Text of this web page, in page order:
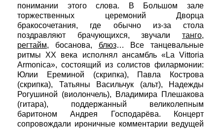
понимании этого слова. В Большом зале
торжественных церемоний Дворца
бракосочетания, где обычно из-за стола
поздравляют брачующихся, звучали танго,
регтайм, босанова, блюз… Все танцевальные
ритмы ХХ века исполнял ансамбль «La Vittoria
Armonica», состоящий из солистов филармонии:
Юлии Ереминой (скрипка), Павла Кострова
(скрипка), Татьяны Васильчук (альт), Надежды
Рогушиной (виолончель), Владимира Плешакова
(гитара), поддержанный великолепным
баритоном Андрея Господарёва. Концерт
сопровождали ироничные комментарии ведущей